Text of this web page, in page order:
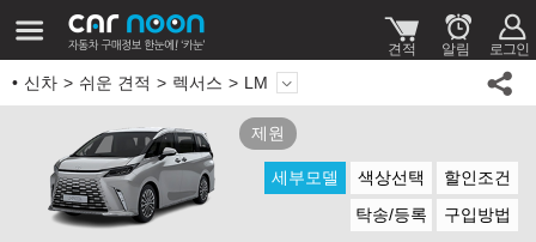
신차 쉬운 견적 렉서스 LM
제원
세부모델 색상선택
할인조건
탁송/등록
구입방법